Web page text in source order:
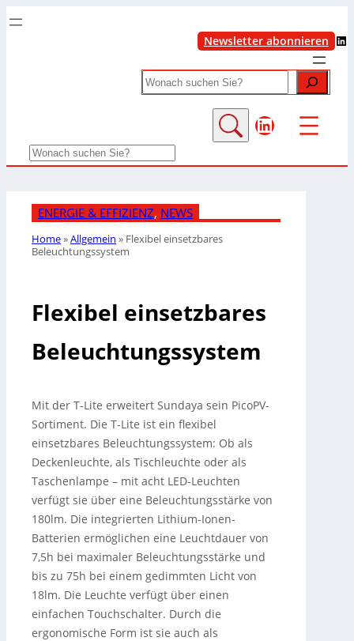
Newsletter abonnieren LinkedIn
Search
LinkedIn
Search
ENERGIE & EFFIZIENZ, NEWS
Home»Allgemein » Flexibel einsetzbares
Beleuchtungssystem
Flexibel einsetzbares
Beleuchtungssystem
Mit der T-Lite erweitert Sundaya sein PicoPV-
Sortiment. Die T-Lite ist ein flexibel
einsetzbares Beleuchtungssystem: Ob als
Deckenleuchte, als Tischleuchte oder als
Taschenlampe – mit acht LED-Leuchten
verfügt sie über eine Beleuchtungsstärke von
180lm. Die integrierten Lithium-Ionen-
Batterien ermöglichen eine Leuchtdauer von
7,5h bei maximaler Beleuchtungsstärke und
bis zu 75h bei einem gedimmten Licht von
18lm. Die Leuchte verfügt über einen
einfachen Touchschalter. Durch die
ergonomische Form ist sie auch als